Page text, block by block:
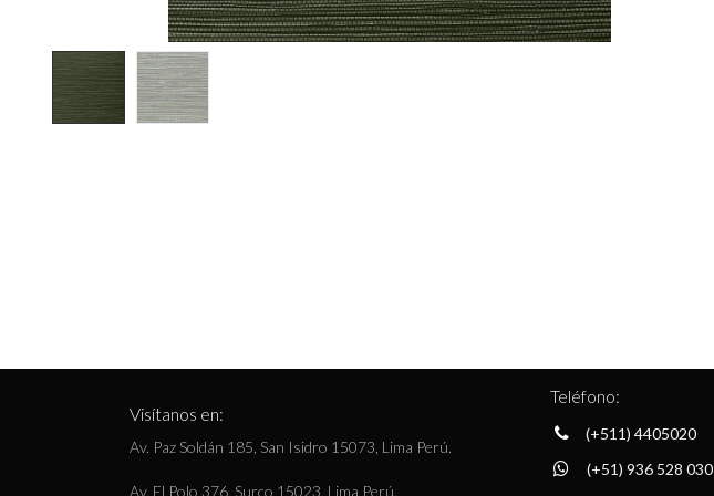
Visítanos en:
Av. Paz Soldán 185, San Isidro 15073, Lima Perú.
Av. El Polo 376, Surco 15023, Lima Perú.
Teléfono:
(+511) 4405020
(+51) 936 528 030